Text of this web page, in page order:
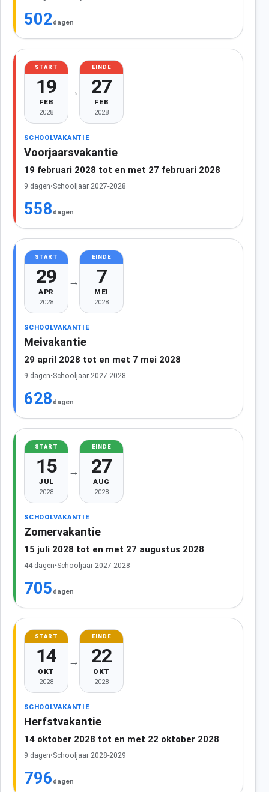
502dagen
START
19
FEB
2028
→
EINDE
27
FEB
2028
SCHOOLVAKANTIE
Voorjaarsvakantie
19 februari 2028 tot en met 27 februari 2028
9 dagen•Schooljaar 2027-2028
558 dagen
START
29
APR
2028
→
EINDE
7
MEI
2028
SCHOOLVAKANTIE
Meivakantie
29 april 2028 tot en met 7 mei 2028
9 dagen•Schooljaar 2027-2028
628 dagen
START
15
JUL
2028
→
EINDE
27
AUG
2028
SCHOOLVAKANTIE
Zomervakantie
15 juli 2028 tot en met 27 augustus 2028
44 dagen•Schooljaar 2027-2028
705 dagen
START
14
OKT
2028
→
EINDE
22
OKT
2028
SCHOOLVAKANTIE
Herfstvakantie
14 oktober 2028 tot en met 22 oktober 2028
9 dagen•Schooljaar 2028-2029
796 dagen